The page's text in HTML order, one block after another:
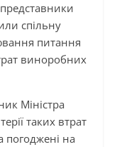
спільну
питання
виноробних
Міністра
таких втрат
погоджені на